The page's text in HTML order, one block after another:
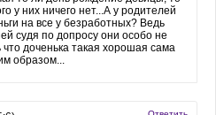
у них ничего нет...А у родителей
на все у безработных? Ведь
судя по допросу они особо не
доченька такая хорошая сама
образом...